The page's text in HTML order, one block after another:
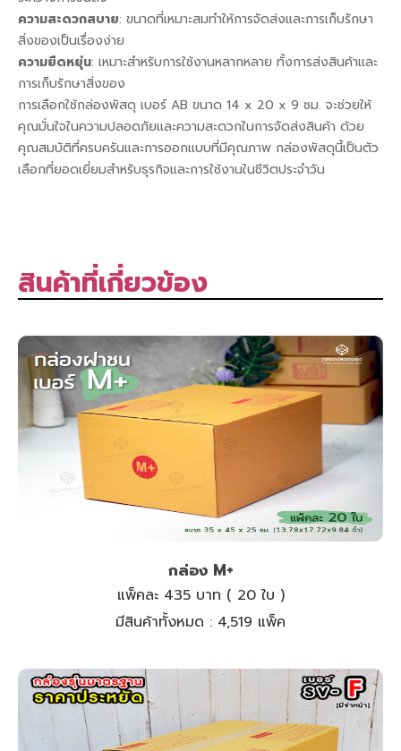
ความสะดวกสบาย: ขนาดที่เหมาะสมทำให้การจัดส่งและการเก็บรักษา
สิ่งของเป็นเรื่องง่าย
ความยืดหยุ่น: เหมาะสำหรับการใช้งานหลากหลาย ทั้งการส่งสินค้าและ
การเก็บรักษาสิ่งของ
การเลือกใช้กล่องพัสดุ เบอร์ AB ขนาด 14 x 20 x 9 ซม. จะช่วยให้
คุณมั่นใจในความปลอดภัยและความสะดวกในการจัดส่งสินค้า ด้วย
คุณสมบัติที่ครบครันและการออกแบบที่มีคุณภาพ กล่องพัสดุนี้เป็นตัว
เลือกที่ยอดเยี่ยมสำหรับธุรกิจและการใช้งานในชีวิตประจำวัน
สินค้าที่เกี่ยวข้อง
กล่อง M+
แพ็คละ 435 บาท ( 20 ใบ )
มีสินค้าทั้งหมด : 4,519 แพ็ค